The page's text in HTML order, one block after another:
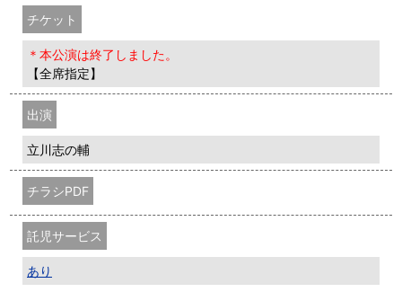
チケット
＊本公演は終了しました。
【全席指定】
出演
立川志の輔
チラシPDF
託児サービス
あり